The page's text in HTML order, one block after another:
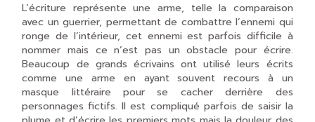
L’écriture représente une arme, telle la comparaison
avec un guerrier, permettant de combattre l’ennemi qui
ronge de l’intérieur, cet ennemi est parfois difficile à
nommer mais ce n’est pas un obstacle pour écrire.
Beaucoup de grands écrivains ont utilisé leurs écrits
comme une arme en ayant souvent recours à un
masque littéraire pour se cacher derrière des
personnages fictifs. Il est compliqué parfois de saisir la